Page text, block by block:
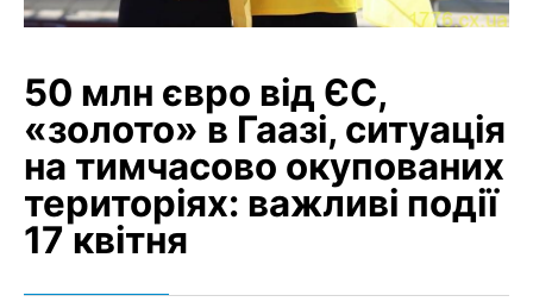
50 млн євро від ЄС,
«золото» в Гаазі, ситуація
на тимчасово окупованих
територіях: важливі події
17 квітня